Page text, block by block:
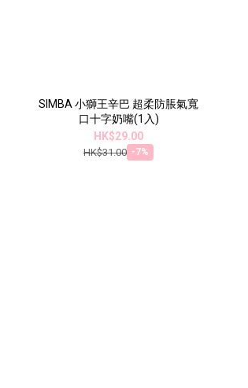
SIMBA 小獅王辛巴 超柔防脹氣寬
口十字奶嘴(1入)
HK$29.00
HK$31.00 -7%